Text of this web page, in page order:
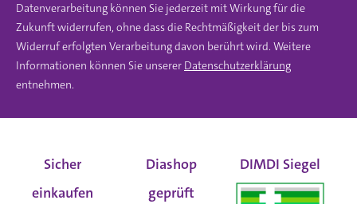
Datenverarbeitung können Sie jederzeit mit Wirkung für die
Zukunft widerrufen, ohne dass die Rechtmäßigkeit der bis zum
Widerruf erfolgten Verarbeitung davon berührt wird. Weitere
Informationen können Sie unserer Datenschutzerklärung
entnehmen.
Sicher
einkaufen
Diashop
geprüft
DIMDI Siegel